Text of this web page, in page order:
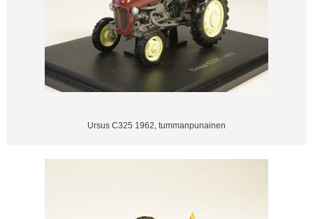
Ursus C325 1962, tummanpunainen